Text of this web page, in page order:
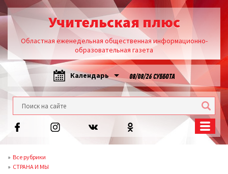
Учительская плюс
Областная еженедельная общественная информационно-
образовательная газета
Календарь 08/08/26 СУББОТА
Все рубрики
СТРАНА И МЫ